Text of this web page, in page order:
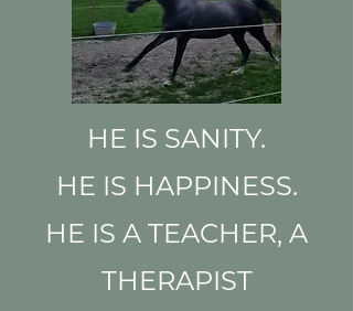
HE IS SANITY.
HE IS HAPPINESS.
HE IS A TEACHER, A
THERAPIST